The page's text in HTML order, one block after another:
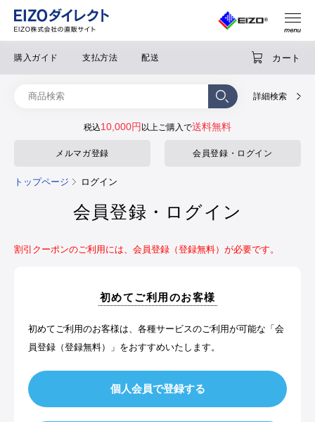
購入ガイド 支払方法 配送 カート
詳細検索
税込10,000円 以上ご購入で送料無料
メルマガ登録 会員登録・ログイン
トップページ ログイン
会員登録・ログイン
割引クーポンのご利用には、会員登録（登録無料）が必要です。
初めてご利用のお客様
初めてご利用のお客様は、各種サービスのご利用が可能な「会
員登録（登録無料）」をおすすめいたします。